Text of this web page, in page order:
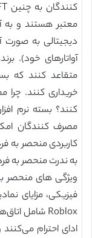
معتبر هستند و به
دیجیتالی به صورت
آواتارهای خود).
خریداری کنند. چرا
کنند؟ بسته نرم
مصرف کنندگان
کاربردی منحصر به
به ندرت منحصر به
ادای احترام